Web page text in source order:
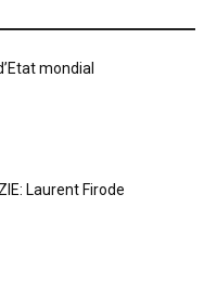
mondial
Laurent Firode